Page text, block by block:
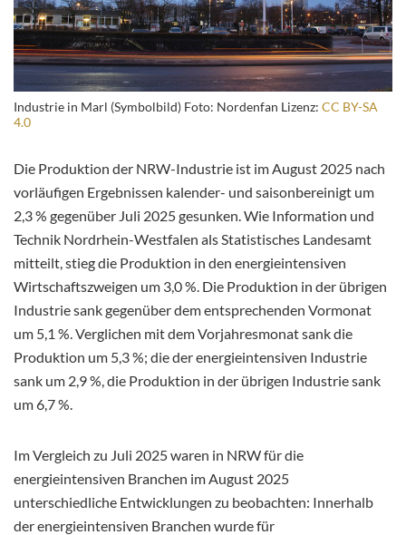
Industrie in Marl (Symbolbild) Foto: Nordenfan Lizenz: CC BY-SA
4.0
Die Produktion der NRW-Industrie ist im August 2025 nach
vorläufigen Ergebnissen kalender- und saisonbereinigt um
2,3 % gegenüber Juli 2025 gesunken. Wie Information und
Technik Nordrhein-Westfalen als Statistisches Landesamt
mitteilt, stieg die Produktion in den energieintensiven
Wirtschaftszweigen um 3,0 %. Die Produktion in der übrigen
Industrie sank gegenüber dem entsprechenden Vormonat
um 5,1 %. Verglichen mit dem Vorjahresmonat sank die
Produktion um 5,3 %; die der energieintensiven Industrie
sank um 2,9 %, die Produktion in der übrigen Industrie sank
um 6,7 %.
Im Vergleich zu Juli 2025 waren in NRW für die
energieintensiven Branchen im August 2025
unterschiedliche Entwicklungen zu beobachten: Innerhalb
der energieintensiven Branchen wurde für